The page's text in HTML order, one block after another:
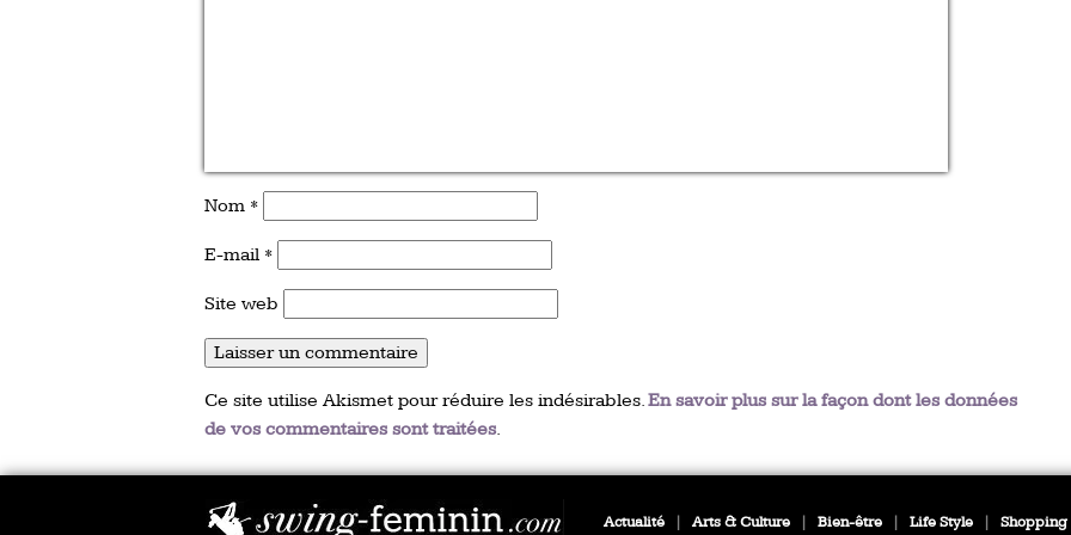
Nom *
E-mail *
Site web
Ce site utilise Akismet pour réduire les indésirables.En savoir plus sur la façon dont les données
de vos commentaires sont traitées.
Actualité Arts & Culture Bien-être Life Style Shopping